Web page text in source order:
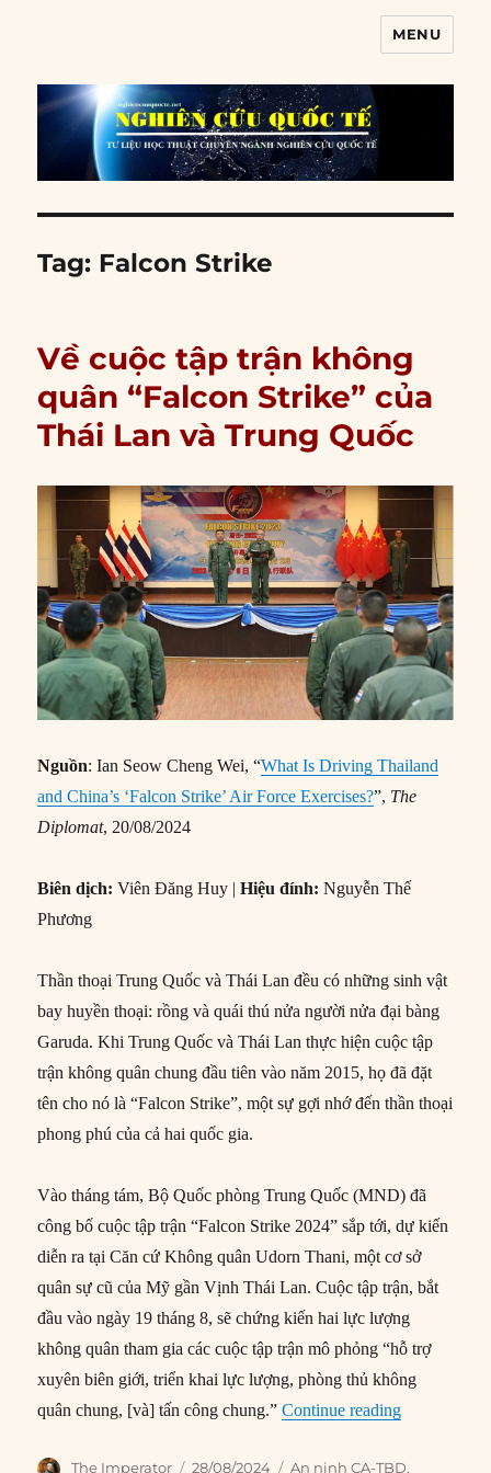
MENU
Tag: Falcon Strike
Về cuộc tập trận không
quân “Falcon Strike” của
Thái Lan và Trung Quốc
Nguồn: Ian Seow Cheng Wei, “What Is Driving Thailand
and China’s ‘Falcon Strike’ Air Force Exercises?”, The
Diplomat, 20/08/2024
Biên dịch: Viên Đăng Huy |Hiệu đính: Nguyễn Thế
Phương
Thần thoại Trung Quốc và Thái Lan đều có những sinh vật
bay huyền thoại: rồng và quái thú nửa người nửa đại bàng
Garuda. Khi Trung Quốc và Thái Lan thực hiện cuộc tập
trận không quân chung đầu tiên vào năm 2015, họ đã đặt
tên cho nó là “Falcon Strike”, một sự gợi nhớ đến thần thoại
phong phú của cả hai quốc gia.
Vào tháng tám, Bộ Quốc phòng Trung Quốc (MND) đã
công bố cuộc tập trận “Falcon Strike 2024” sắp tới, dự kiến
diễn ra tại Căn cứ Không quân Udorn Thani, một cơ sở
quân sự cũ của Mỹ gần Vịnh Thái Lan. Cuộc tập trận, bắt
đầu vào ngày 19 tháng 8, sẽ chứng kiến ​​hai lực lượng
không quân tham gia các cuộc tập trận mô phỏng “hỗ trợ
xuyên biên giới, triển khai lực lượng, phòng thủ không
quân chung, [và] tấn công chung.”Continue reading“Về cuộc
Author
The Imperator
Posted
28/08/2024 Categories
An ninh CA-TBD,